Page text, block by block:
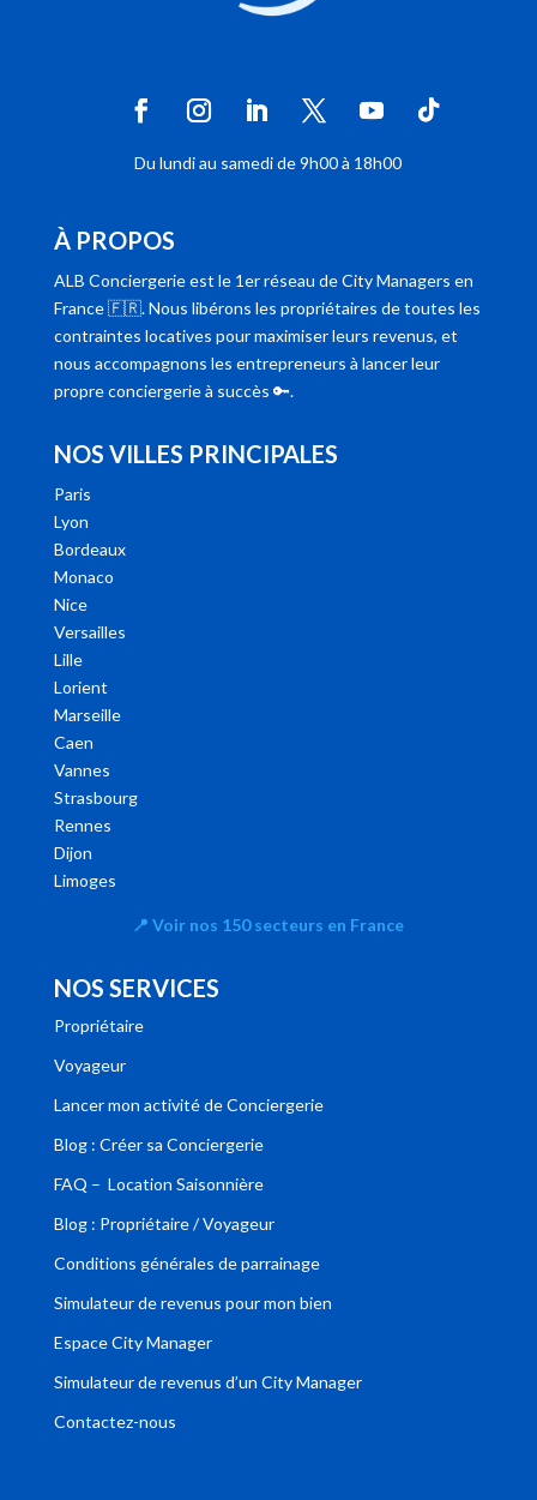
Du lundi au samedi de 9h00 à 18h00
À PROPOS
ALB Conciergerie est le 1er réseau de City Managers en
France 🇫🇷. Nous libérons les propriétaires de toutes les
contraintes locatives pour maximiser leurs revenus, et
nous accompagnons les entrepreneurs à lancer leur
propre conciergerie à succès 🔑.
NOS VILLES PRINCIPALES
Paris
Lyon
Bordeaux
Monaco
Nice
Versailles
Lille
Lorient
Marseille
Caen
Vannes
Strasbourg
Rennes
Dijon
Limoges
📍Voir nos 150 secteurs en France
NOS SERVICES
Propriétaire
Voyageur
Lancer mon activité de Conciergerie
Blog : Créer sa Conciergerie
FAQ – Location Saisonnière
Blog : Propriétaire / Voyageur
Conditions générales de parrainage
Simulateur de revenus pour mon bien
Espace City Manager
Simulateur de revenus d’un City Manager
Contactez-nous